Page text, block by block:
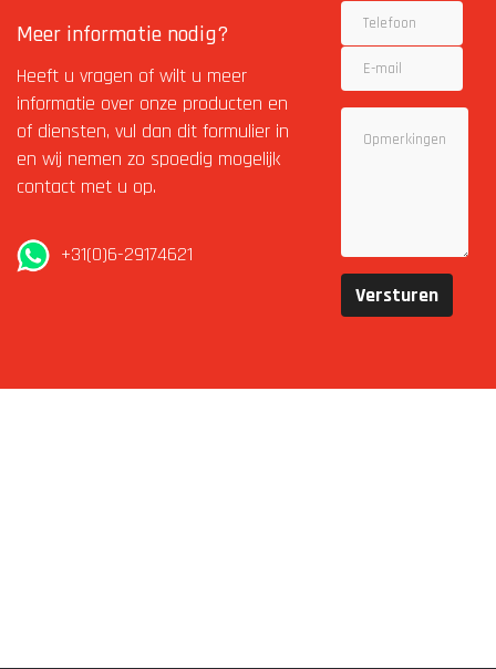
Meer informatie nodig?
Heeft u vragen of wilt u meer
informatie over onze producten en
of diensten, vul dan dit formulier in
en wij nemen zo spoedig mogelijk
contact met u op.
+31(0)6-29174621
Telefoon
mail
Versturen